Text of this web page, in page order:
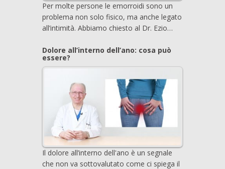
Per molte persone le emorroidi sono un
problema non solo fisico, ma anche legato
all’intimità. Abbiamo chiesto al Dr. Ezio…
Dolore all’interno dell’ano: cosa può
essere?
Il dolore all’interno dell'ano è un segnale
che non va sottovalutato come ci spiega il